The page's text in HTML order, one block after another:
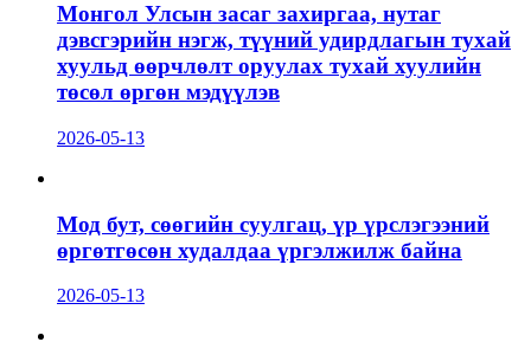
Монгол Улсын засаг захиргаа, нутаг
дэвсгэрийн нэгж, түүний удирдлагын тухай
хуульд өөрчлөлт оруулах тухай хуулийн
төсөл өргөн мэдүүлэв
2026-05-13
Мод бут, сөөгийн суулгац, үр үрслэгээний
өргөтгөсөн худалдаа үргэлжилж байна
2026-05-13